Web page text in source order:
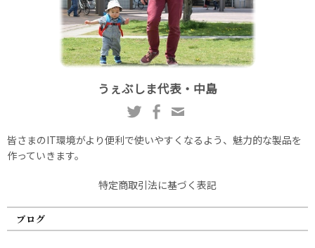
うぇぶしま代表・中島
皆さまのIT環境がより便利で使いやすくなるよう、魅力的な製品を
作っていきます。
特定商取引法に基づく表記
ブログ